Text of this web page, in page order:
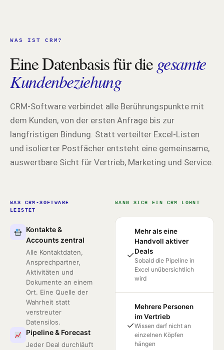
WAS IST CRM?
Eine Datenbasis für diegesamte
Kundenbeziehung
CRM-Software verbindet alle Berührungspunkte mit
dem Kunden, von der ersten Anfrage bis zur
langfristigen Bindung. Statt verteilter Excel-Listen
und isolierter Postfächer entsteht eine gemeinsame,
auswertbare Sicht für Vertrieb, Marketing und Service.
WAS CRM-SOFTWARE
LEISTET
Kontakte &
Accounts zentral
Alle Kontaktdaten,
Ansprechpartner,
Aktivitäten und
Dokumente an einem
Ort. Eine Quelle der
Wahrheit statt
verstreuter
Datensilos.
Pipeline & Forecast
Jeder Deal durchläuft
WANN SICH EIN CRM LOHNT
✓
Mehr als eine
Handvoll aktiver
Deals
Sobald die Pipeline in
Excel unübersichtlich
wird
✓
Mehrere Personen
im Vertrieb
Wissen darf nicht an
einzelnen Köpfen
hängen